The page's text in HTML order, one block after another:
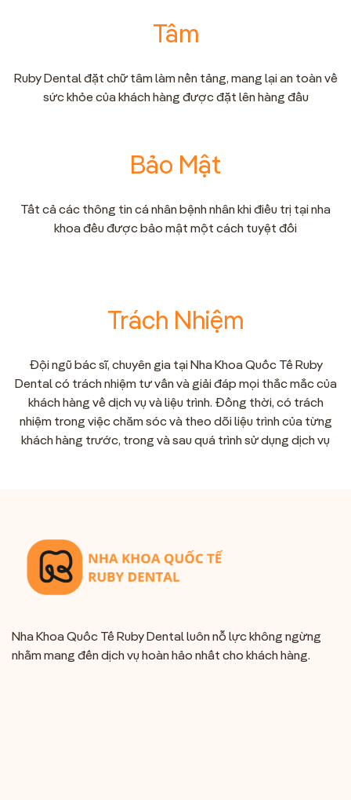
Tâm
Ruby Dental đặt chữ tâm làm nền tảng, mang lại an toàn về
sức khỏe của khách hàng được đặt lên hàng đầu
Bảo Mật
Tất cả các thông tin cá nhân bệnh nhân khi điều trị tại nha
khoa đều được bảo mật một cách tuyệt đối
Trách Nhiệm
Đội ngũ bác sĩ, chuyên gia tại Nha Khoa Quốc Tế Ruby
Dental có trách nhiệm tư vấn và giải đáp mọi thắc mắc của
khách hàng về dịch vụ và liệu trình. Đồng thời, có trách
nhiệm trong việc chăm sóc và theo dõi liệu trình của từng
khách hàng trước, trong và sau quá trình sử dụng dịch vụ
Nha Khoa Quốc Tế Ruby Dental luôn nỗ lực không ngừng
nhằm mang đến dịch vụ hoàn hảo nhất cho khách hàng.